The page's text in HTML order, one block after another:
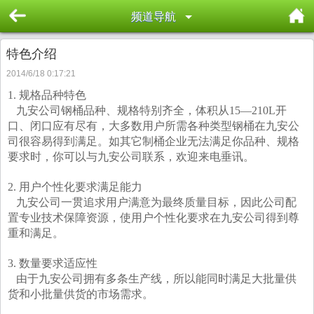
频道导航
特色介绍
2014/6/18 0:17:21
1. 规格品种特色
九安公司钢桶品种、规格特别齐全，体积从15—210L开
口、闭口应有尽有，大多数用户所需各种类型钢桶在九安公
司很容易得到满足。如其它制桶企业无法满足你品种、规格
要求时，你可以与九安公司联系，欢迎来电垂讯。
2. 用户个性化要求满足能力
九安公司一贯追求用户满意为最终质量目标，因此公司配
置专业技术保障资源，使用户个性化要求在九安公司得到尊
重和满足。
3. 数量要求适应性
由于九安公司拥有多条生产线，所以能同时满足大批量供
货和小批量供货的市场需求。